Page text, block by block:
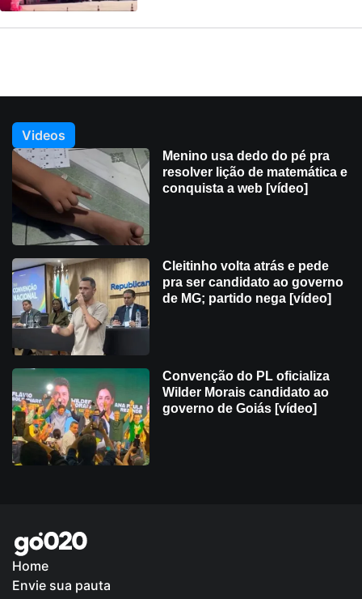
Videos
Menino usa dedo do pé pra
resolver lição de matemática e
conquista a web [vídeo]
Cleitinho volta atrás e pede
pra ser candidato ao governo
de MG; partido nega [vídeo]
Convenção do PL oficializa
Wilder Morais candidato ao
governo de Goiás [vídeo]
Home
Envie sua pauta